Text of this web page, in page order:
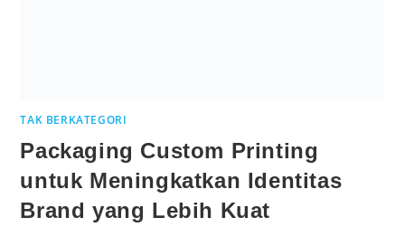
TAK BERKATEGORI
Packaging Custom Printing
untuk Meningkatkan Identitas
Brand yang Lebih Kuat